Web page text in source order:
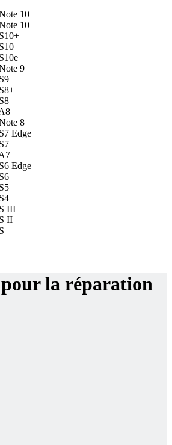
10+
10
9
8
Edge
Edge
III
II
pour la réparation